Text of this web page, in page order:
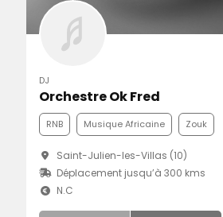
DJ
Orchestre Ok Fred
RNB Musique Africaine Zouk
Saint-Julien-les-Villas (10)
Déplacement jusqu’à 300 kms
N.C